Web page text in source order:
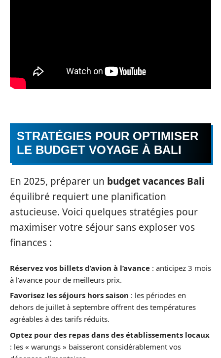
STRATÉGIES POUR OPTIMISER
LE BUDGET VOYAGE À BALI
En 2025, préparer un budget vacances Bali
équilibré requiert une planification
astucieuse. Voici quelques stratégies pour
maximiser votre séjour sans exploser vos
finances :
Réservez vos billets d’avion à l’avance : anticipez 3 mois
à l’avance pour de meilleurs prix.
Favorisez les séjours hors saison : les périodes en
dehors de juillet à septembre offrent des températures
agréables à des tarifs réduits.
Optez pour des repas dans des établissements locaux
: les « warungs » baisseront considérablement vos